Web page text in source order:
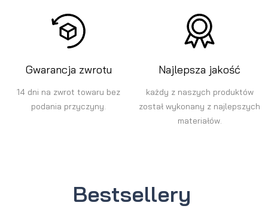
Gwarancja zwrotu
14 dni na zwrot towaru bez
podania przyczyny.
Najlepsza jakość
każdy z naszych produktów
został wykonany z najlepszych
materiałów.
Bestsellery